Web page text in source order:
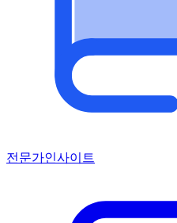
전문가인사이트